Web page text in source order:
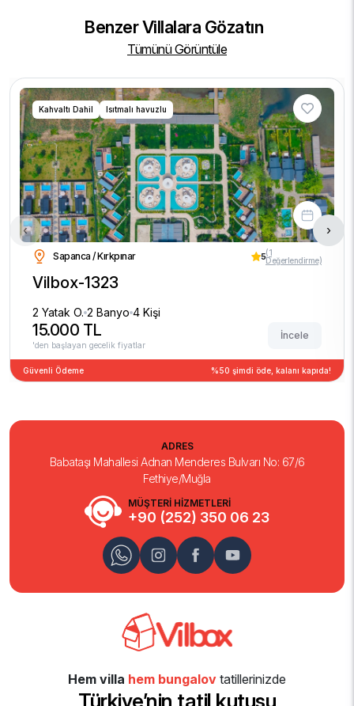
Benzer Villalara Gözatın
Tümünü Görüntüle
Kahvaltı Dahil Isıtmalı havuzlu
Sapanca / Kırkpınar 5(1
Değerlendirme)
Vilbox-1323
2 Yatak O. 2 Banyo 4 Kişi
15.000 TL
'den başlayan gecelik fiyatlar
İncele
Güvenli Ödeme %50 şimdi öde, kalanı kapıda!
‹ ›
MÜŞTERİ HİZMETLERİ
+90 (252) 350 06 23
ADRES
Babataşı Mahallesi Adnan Menderes Bulvarı No: 67/6
Fethiye/Muğla
Hem villa hem bungalov tatillerinizde